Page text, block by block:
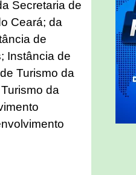
Secretaria de
Ceará; da
de
Instância de
Turismo da
da